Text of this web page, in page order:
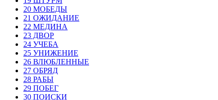
20 МОБЕДЫ
21 ОЖИДАНИЕ
22 МЕДИНА
23 ДВОР
24 УЧЕБА
25 УНИЖЕНИЕ
26 ВЛЮБЛЕННЫЕ
27 ОБРЯД
28 РАБЫ
29 ПОБЕГ
30 ПОИСКИ